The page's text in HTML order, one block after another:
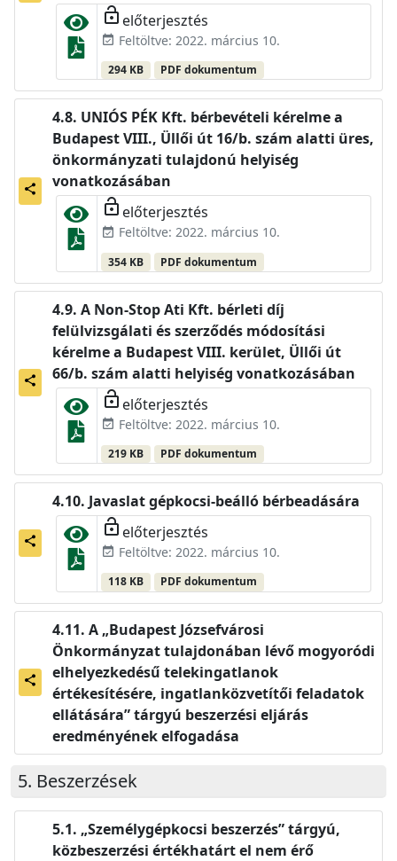
lock_open előterjesztés
event_available Feltöltve: 2022. március 10.
294 KB PDF dokumentum
share
UNIÓS PÉK Kft. bérbevételi kérelme a
Budapest VIII., Üllői út 16/b. szám alatti üres,
önkormányzati tulajdonú helyiség
vonatkozásában
lock_open előterjesztés
event_available Feltöltve: 2022. március 10.
354 KB PDF dokumentum
share
A Non-Stop Ati Kft. bérleti díj
felülvizsgálati és szerződés módosítási
kérelme a Budapest VIII. kerület, Üllői út
66/b. szám alatti helyiség vonatkozásában
lock_open előterjesztés
event_available Feltöltve: 2022. március 10.
219 KB PDF dokumentum
share
Javaslat gépkocsi-beálló bérbeadására
lock_open előterjesztés
event_available Feltöltve: 2022. március 10.
118 KB PDF dokumentum
share
A „Budapest Józsefvárosi
Önkormányzat tulajdonában lévő mogyoródi
elhelyezkedésű telekingatlanok
értékesítésére, ingatlanközvetítői feladatok
ellátására” tárgyú beszerzési eljárás
eredményének elfogadása
Beszerzések
„Személygépkocsi beszerzés” tárgyú,
közbeszerzési értékhatárt el nem érő